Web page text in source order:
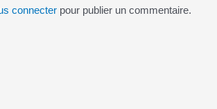
connecterpour publier un commentaire.